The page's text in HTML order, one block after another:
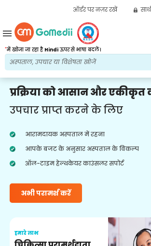
ऑर्डर पर नज़र रखें
*में खोजा जा रहा है Hindiऊपर से भाषा बदलें।
menu
प्रक्रिया को आसान और
उपचार प्राप्त करने के लिए
आरामदायक अस्पताल में रहना
आपके बजट के अनुसार अस्पताल के विकल्प
ऑल-टाइम हेल्थकेयर काउंसलर सपोर्ट
अभी परामर्श करें
हमारे लाभ